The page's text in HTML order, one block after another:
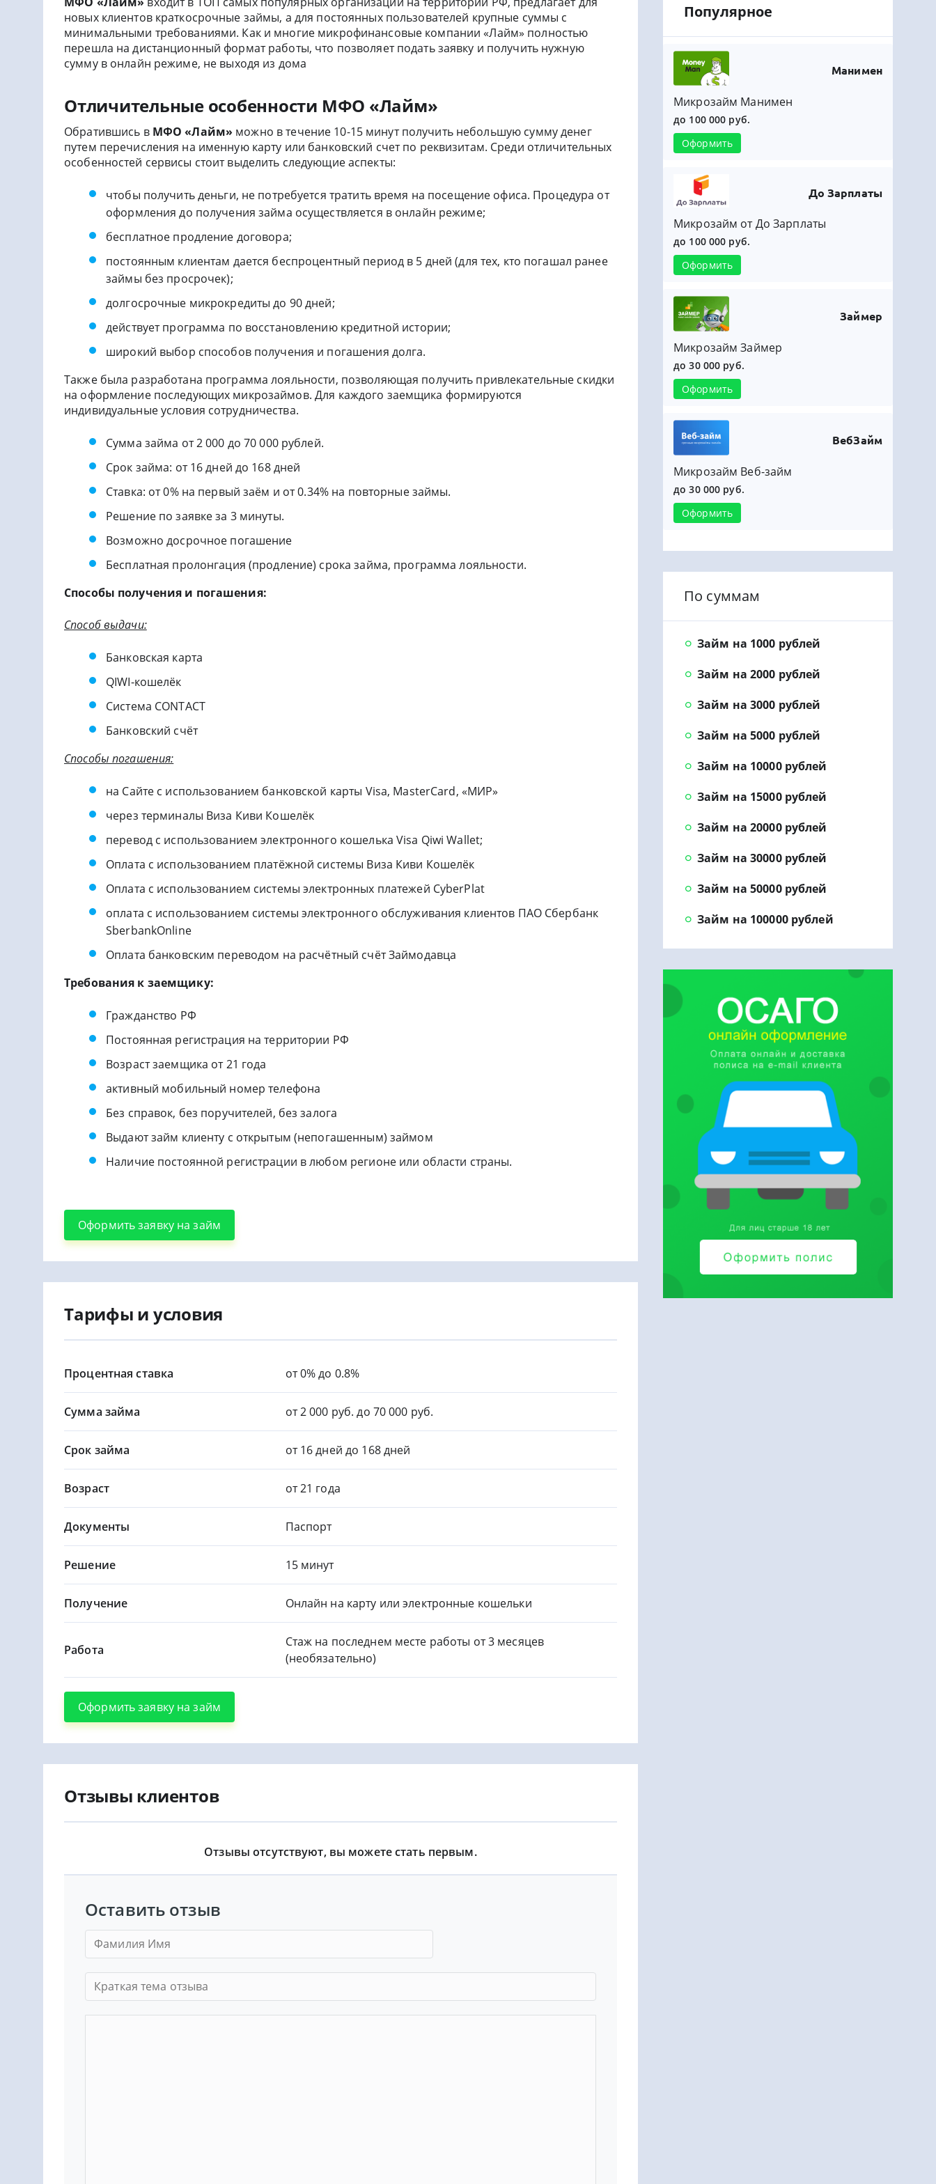
новых клиентов краткосрочные займы, а для постоянных пользователей крупные суммы с
минимальными требованиями. Как и многие микрофинансовые компании «Лайм» полностью
перешла на дистанционный формат работы, что позволяет подать заявку и получить нужную
сумму в онлайн режиме, не выходя из дома
Отличительные особенности МФО «Лайм»
Обратившись в МФО «Лайм» можно в течение 10-15 минут получить небольшую сумму денег
путем перечисления на именную карту или банковский счет по реквизитам. Среди отличительных
особенностей сервисы стоит выделить следующие аспекты:
чтобы получить деньги, не потребуется тратить время на посещение офиса. Процедура от
оформления до получения займа осуществляется в онлайн режиме;
бесплатное продление договора;
постоянным клиентам дается беспроцентный период в 5 дней (для тех, кто погашал ранее
займы без просрочек);
долгосрочные микрокредиты до 90 дней;
действует программа по восстановлению кредитной истории;
широкий выбор способов получения и погашения долга.
Также была разработана программа лояльности, позволяющая получить привлекательные скидки
на оформление последующих микрозаймов. Для каждого заемщика формируются
индивидуальные условия сотрудничества.
Сумма займа от 2 000 до 70 000 рублей.
Срок займа: от 16 дней до 168 дней
Ставка: от 0% на первый заём и от 0.34% на повторные займы.
Решение по заявке за 3 минуты.
Возможно досрочное погашение
Бесплатная пролонгация (продление) срока займа, программа лояльности.
Способы получения и погашения:
Способ выдачи:
Банковская карта
QIWI-кошелёк
Система CONTACT
Банковский счёт
Способы погашения:
на Сайте с использованием банковской карты Visa, MasterCard, «МИР»
через терминалы Виза Киви Кошелёк
перевод с использованием электронного кошелька Visa Qiwi Wallet;
Оплата с использованием платёжной системы Виза Киви Кошелёк
Оплата с использованием системы электронных платежей CyberPlat
оплата с использованием системы электронного обслуживания клиентов ПАО Сбербанк
SberbankOnline
Оплата банковским переводом на расчётный счёт Займодавца
Требования к заемщику:
Гражданство РФ
Постоянная регистрация на территории РФ
Возраст заемщика от 21 года
активный мобильный номер телефона
Без справок, без поручителей, без залога
Выдают займ клиенту с открытым (непогашенным) займом
Наличие постоянной регистрации в любом регионе или области страны.
Оформить заявку на займ
Тарифы и условия
Процентная ставка от 0% до 0.8%
Сумма займа от 2 000 руб. до 70 000 руб.
Срок займа от 16 дней до 168 дней
Возраст от 21 года
Документы Паспорт
Решение 15 минут
Получение Онлайн на карту или электронные кошельки
Работа
Стаж на последнем месте работы от 3 месяцев
(необязательно)
Оформить заявку на займ
Отзывы клиентов
Отзывы отсутствуют, вы можете стать первым.
Оставить отзыв
Популярное
Манимен
Микрозайм Манимен
до 100 000 руб.
Оформить
До Зарплаты
Микрозайм от До Зарплаты
до 100 000 руб.
Оформить
Займер
Микрозайм Займер
до 30 000 руб.
Оформить
ВебЗайм
Микрозайм Веб-займ
до 30 000 руб.
Оформить
По суммам
Займ на 1000 рублей
Займ на 2000 рублей
Займ на 3000 рублей
Займ на 5000 рублей
Займ на 10000 рублей
Займ на 15000 рублей
Займ на 20000 рублей
Займ на 30000 рублей
Займ на 50000 рублей
Займ на 100000 рублей